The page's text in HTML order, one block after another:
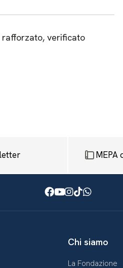
rafforzato, verificato
MEPA
Facebook
Youtube
Instagram
TikTok
WhatsApp
Chi siamo
La Fondazione